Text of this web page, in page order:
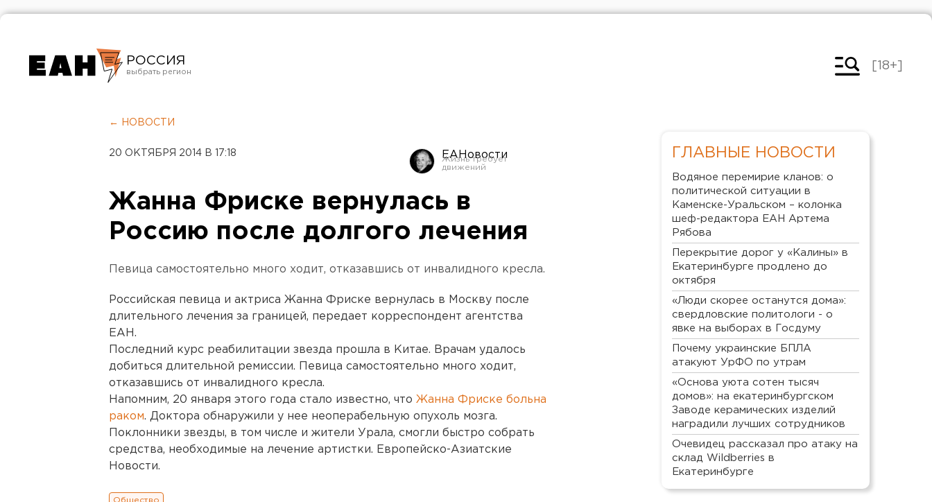
РОССИЯ
Челябинск
[18+]
← НОВОСТИ
20 ОКТЯБРЯ 2014 В 17:18 ЕАНовости
Жанна Фриске вернулась в
Россию после долгого лечения
Певица самостоятельно много ходит, отказавшись от инвалидного кресла.
Российская певица и актриса Жанна Фриске вернулась в Москву после
длительного лечения за границей, передает корреспондент агентства
ЕАН.
Последний курс реабилитации звезда прошла в Китае. Врачам удалось
добиться длительной ремиссии. Певица самостоятельно много ходит,
отказавшись от инвалидного кресла.
Напомним, 20 января этого года стало известно, что Жанна Фриске больна
раком. Доктора обнаружили у нее неоперабельную опухоль мозга.
Поклонники звезды, в том числе и жители Урала, смогли быстро собрать
средства, необходимые на лечение артистки. Европейско-Азиатские
Новости.
Общество
ГЛАВНЫЕ НОВОСТИ
Водяное перемирие кланов: о
политической ситуации в
Каменске-Уральском – колонка
шеф-редактора ЕАН Артема
Рябова
Перекрытие дорог у «Калины» в
Екатеринбурге продлено до
октября
«Люди скорее останутся дома»:
свердловские политологи - о
явке на выборах в Госдуму
Почему украинские БПЛА
атакуют УрФО по утрам
«Основа уюта сотен тысяч
домов»: на екатеринбургском
Заводе керамических изделий
наградили лучших сотрудников
Очевидец рассказал про атаку на
склад Wildberries в
Екатеринбурге